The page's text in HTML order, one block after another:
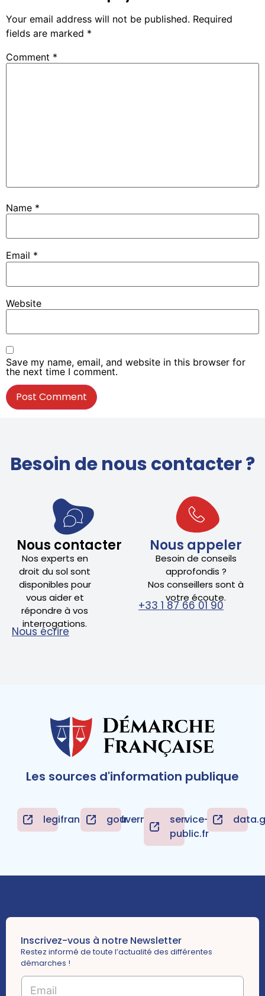
Your email address will not be published. Required
fields are marked *
Comment *
Name *
Email *
Website
Save my name, email, and website in this browser for
the next time I comment.
Besoin de nous contacter ?
Nous contacter
Nos experts en
droit du sol sont
disponibles pour
vous aider et
répondre à vos
interrogations.
Nous écrire
Nous appeler
Besoin de conseils
approfondis ?
Nos conseillers sont à
votre écoute.
+33 1 87 66 01 90
Les sources d'information publique
legifrance.gouv.frgouvernement.frservice-
public.fr
Inscrivez-vous à notre Newsletter
Restez informé de toute l’actualité des différentes
démarches !
*
E